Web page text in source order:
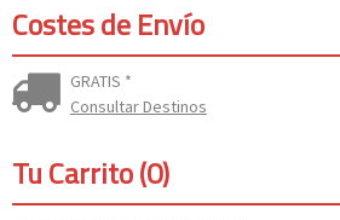
Costes de Envío
GRATIS *
Consultar Destinos
Tu Carrito (0)